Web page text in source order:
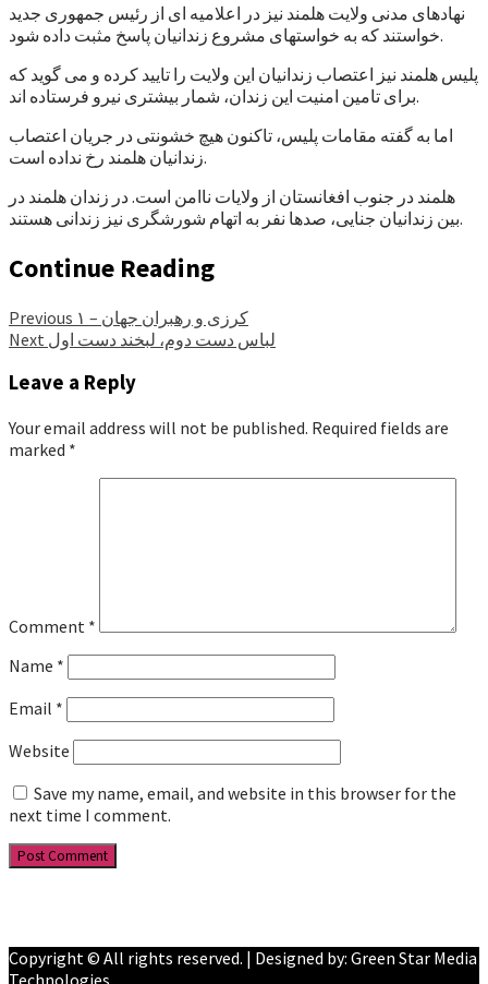
نهادهای مدنی ولایت هلمند نیز در اعلامیه ای از رئیس جمهوری جدید
خواستند که به خواستهای مشروع زندانیان پاسخ مثبت داده شود.
پلیس هلمند نیز اعتصاب زندانیان این ولایت را تایید کرده و می گوید که
برای تامین امنیت این زندان، شمار بیشتری نیرو فرستاده اند.
اما به گفته مقامات پلیس، تاکنون هیچ خشونتی در جریان اعتصاب
زندانیان هلمند رخ نداده است.
هلمند در جنوب افغانستان از ولایات ناامن است. در زندان هلمند در
بین زندانیان جنایی، صدها نفر به اتهام شورشگری نیز زندانی هستند.
Continue Reading
Previous
کرزی و رهبران جهان – ۱
Next لباس دست دوم، لبخند دست اول
Leave a Reply
Your email address will not be published. Required fields are
marked *
Comment *
Name *
Email *
Website
Save my name, email, and website in this browser for the
next time I comment.
Copyright © All rights reserved. | Designed by: Green Star Media